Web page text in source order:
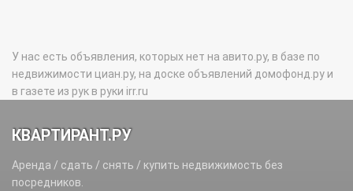
У нас есть объявления, которых нет на авито.ру, в базе по
недвижимости циан.ру, на доске объявлений домофонд.ру и
в газете из рук в руки irr.ru
КВАРТИРАНТ.РУ
Аренда / сдать / снять / купить недвижимость без
посредников.